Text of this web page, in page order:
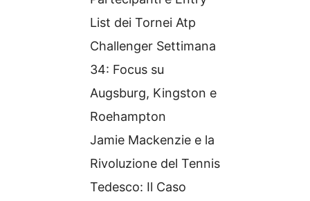
List dei Tornei Atp
Challenger Settimana
34: Focus su
Augsburg, Kingston e
Roehampton
Jamie Mackenzie e la
Rivoluzione del Tennis
Tedesco: Il Caso